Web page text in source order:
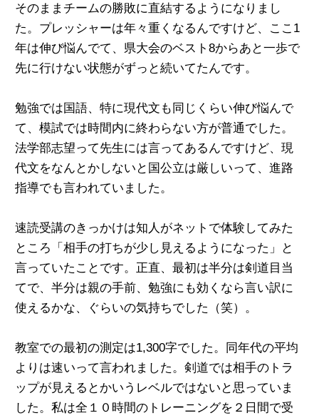
そのままチームの勝敗に直結するようになりまし
た。プレッシャーは年々重くなるんですけど、ここ1
年は伸び悩んでて、県大会のベスト8からあと一歩で
先に行けない状態がずっと続いてたんです。
勉強では国語、特に現代文も同じくらい伸び悩んで
て、模試では時間内に終わらない方が普通でした。
法学部志望って先生には言ってあるんですけど、現
代文をなんとかしないと国公立は厳しいって、進路
指導でも言われていました。
速読受講のきっかけは知人がネットで体験してみた
ところ「相手の打ちが少し見えるようになった」と
言っていたことです。正直、最初は半分は剣道目当
てで、半分は親の手前、勉強にも効くなら言い訳に
使えるかな、ぐらいの気持ちでした（笑）。
教室での最初の測定は1,300字でした。同年代の平均
よりは速いって言われました。剣道では相手のトラ
ップが見えるとかいうレベルではないと思っていま
した。私は全１０時間のトレーニングを２日間で受